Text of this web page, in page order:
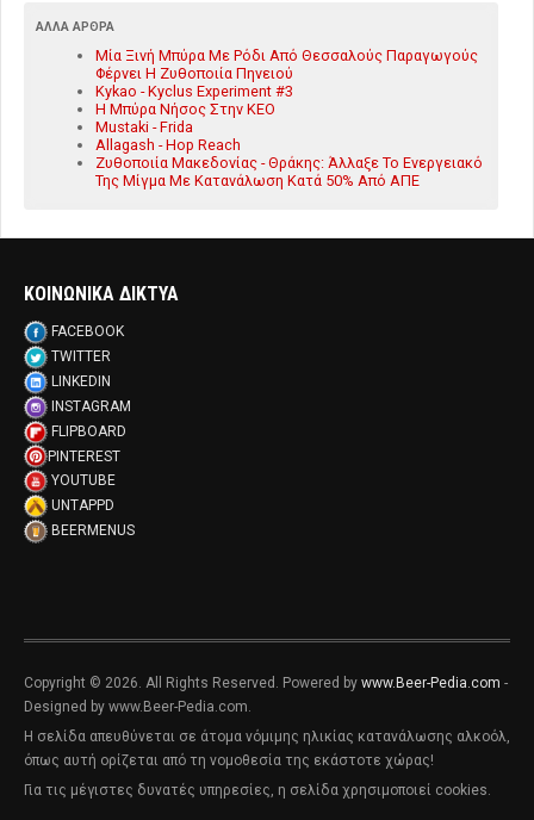
ΆΛΛΑ ΆΡΘΡΑ
Μία Ξινή Μπύρα Με Ρόδι Από Θεσσαλούς Παραγωγούς
Φέρνει Η Ζυθοποιία Πηνειού
Kykao - Kyclus Experiment #3
Η Μπύρα Νήσος Στην ΚΕΟ
Mustaki - Frida
Allagash - Hop Reach
Ζυθοποιία Μακεδονίας - Θράκης: Άλλαξε Το Ενεργειακό
Της Μίγμα Με Κατανάλωση Κατά 50% Από ΑΠΕ
ΚΟΙΝΩΝΙΚΑ ΔΙΚΤΥΑ
FACEBOOK
TWITTER
LINKEDIN
INSTAGRAM
FLIPBOARD
PINTEREST
YOUTUBE
UNTAPPD
BEERMENUS
Copyright © 2026. All Rights Reserved. Powered by www.Beer-Pedia.com -
Designed by www.Beer-Pedia.com.
Η σελίδα απευθύνεται σε άτομα νόμιμης ηλικίας κατανάλωσης αλκοόλ,
όπως αυτή ορίζεται από τη νομοθεσία της εκάστοτε χώρας!
Για τις μέγιστες δυνατές υπηρεσίες, η σελίδα χρησιμοποιεί cookies.